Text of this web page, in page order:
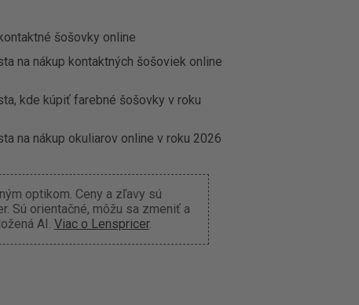
šošovky online
na nákup kontaktných šošoviek online
kde kúpiť farebné šošovky v roku
na nákup okuliarov online v roku 2026
optikom. Ceny a zľavy sú
Sú orientačné, môžu sa zmeniť a
AI. Viac o Lenspricer.